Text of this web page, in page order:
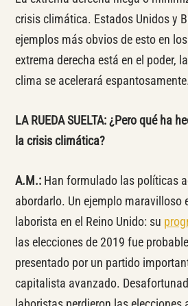
crisis climática. Estados Unidos y
ejemplos más obvios de esto en
extrema derecha está en el poder,
clima se acelerará
LA RUEDA SUELTA: ¿Pero qué ha
la crisis climática?
A.M.: Han formulado las políticas
abordarlo. Un ejemplo maravilloso
laborista en el Reino Unido: su
las elecciones de 2019 fue
presentado por un partido
capitalista avanzado.